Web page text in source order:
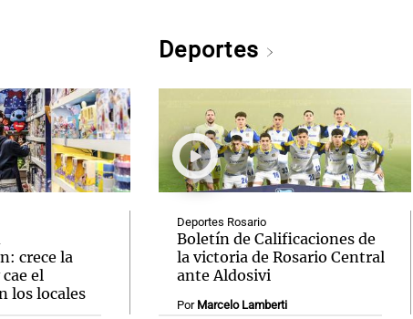
crece la
el
los locales
Deportes
Deportes Rosario
Boletín de Calificaciones de
la victoria de Rosario Central
ante Aldosivi
Por Marcelo Lamberti